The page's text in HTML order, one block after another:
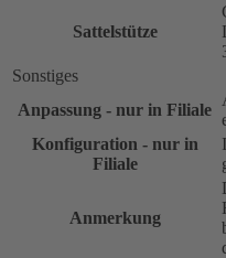
Sattelstütze
Sonstiges
Anpassung - nur in Filiale
Konfiguration - nur in
Filiale
Anmerkung